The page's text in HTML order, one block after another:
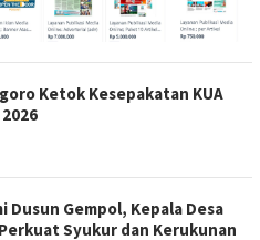
Ketok Kesepakatan KUA
2026
Dusun Gempol, Kepala Desa
Syukur dan Kerukunan